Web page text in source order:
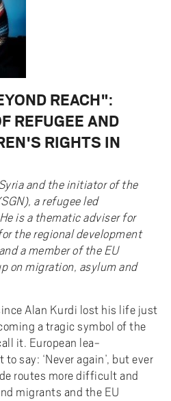
REACH":
REFUGEE AND
RIGHTS IN
and the initiator of the
a refugee led
is a thematic adviser for
the regional development
a member of the EU
on migration, asylum and
Alan Kurdi lost his life just
a tragic symbol of the
it. European lea-
say: ‘Never again’, but ever
routes more difficult and
migrants and the EU